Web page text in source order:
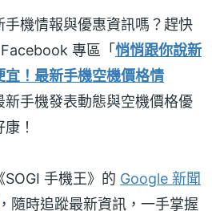
機情報與優惠資訊嗎？趕快
專區「 悄悄跟你說新
宜！最新手機空機價格情
新手機發表動態與空機價格優
！
手機王》的 Google 新聞
，隨時追蹤最新資訊，一手掌握